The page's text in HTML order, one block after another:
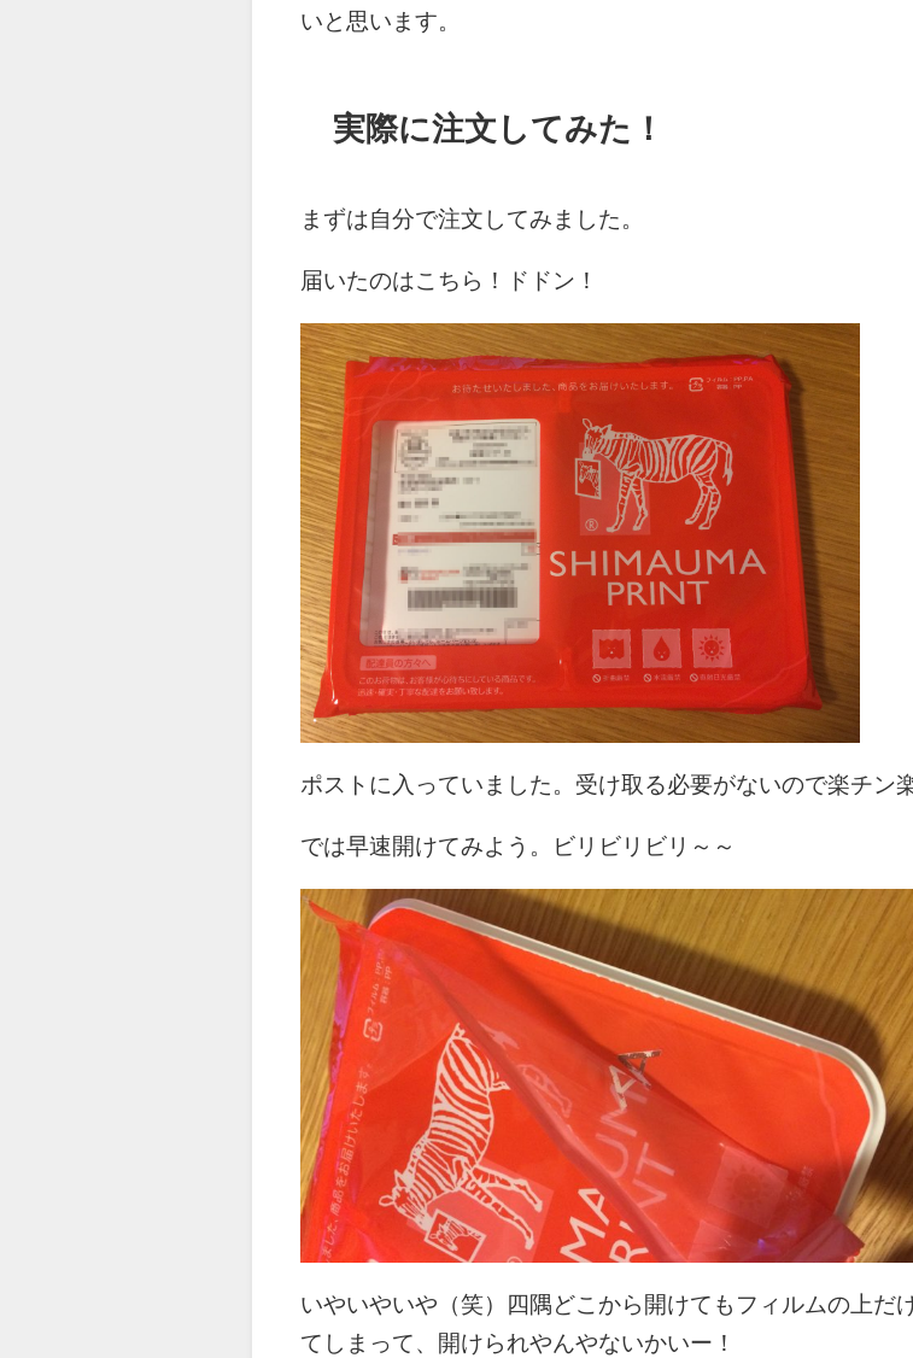
いと思います。
実際に注文してみた！
まずは自分で注文してみました。
届いたのはこちら！ドドン！
ポストに入っていました。受け取る必要がないので楽チン
では早速開けてみよう。ビリビリビリ～～
いやいやいや（笑）四隅どこから開けてもフィルムの上だ
てしまって、開けられやんやないかいー！